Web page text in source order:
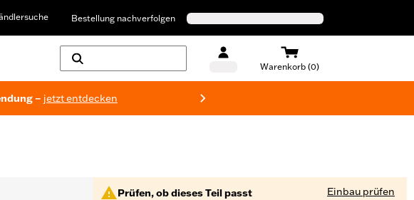
Bestellung nachverfolgen
Warenkorb (0)
– jetzt entdecken
Prüfen, ob dieses Teil passt Einbau prüfen